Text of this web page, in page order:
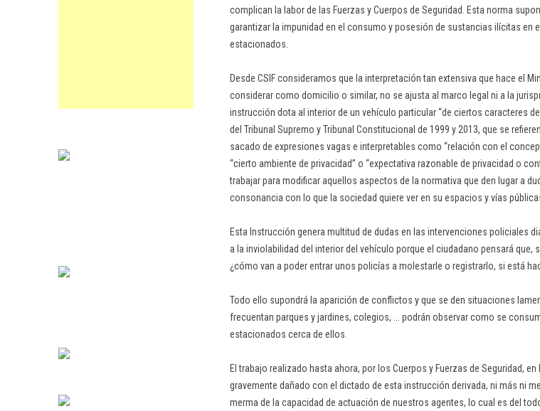
complican la labor de las Fuerzas y Cuerpos de Seguridad. Esta norma
garantizar la impunidad en el consumo y posesión de sustancias ilícitas en
estacionados.
Desde CSIF consideramos que la interpretación tan extensiva que hace el
considerar como domicilio o similar, no se ajusta al marco legal ni a la
instrucción dota al interior de un vehículo particular “de ciertos caracteres
del Tribunal Supremo y Tribunal Constitucional de 1999 y 2013, que se
sacado de expresiones vagas e interpretables como “relación con el
“cierto ambiente de privacidad” o “expectativa razonable de privacidad o
trabajar para modificar aquellos aspectos de la normativa que den lugar a
consonancia con lo que la sociedad quiere ver en su espacios y vías
Esta Instrucción genera multitud de dudas en las intervenciones policiales
a la inviolabilidad del interior del vehículo porque el ciudadano pensará que,
¿cómo van a poder entrar unos policías a molestarle o registrarlo, si está
Todo ello supondrá la aparición de conflictos y que se den situaciones
frecuentan parques y jardines, colegios, ... podrán observar como se
estacionados cerca de ellos.
El trabajo realizado hasta ahora, por los Cuerpos y Fuerzas de Seguridad,
gravemente dañado con el dictado de esta instrucción derivada, ni más ni
merma de la capacidad de actuación de nuestros agentes, lo cual es del